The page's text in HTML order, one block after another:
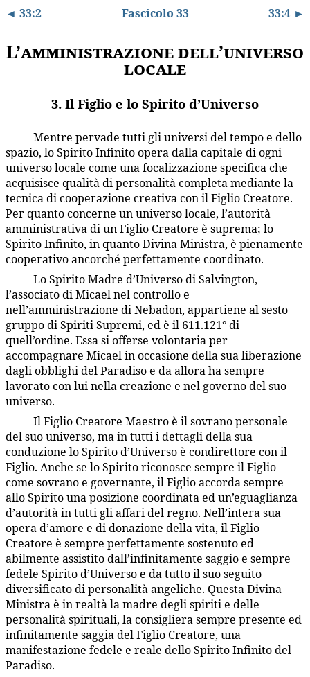
◄ 33:2 Fascicolo 33 33:4 ►
L’amministrazione dell’universo
locale
3. Il Figlio e lo Spirito d’Universo
Mentre pervade tutti gli universi del tempo e dello
spazio, lo Spirito Infinito opera dalla capitale di ogni
universo locale come una focalizzazione specifica che
acquisisce qualità di personalità completa mediante la
tecnica di cooperazione creativa con il Figlio Creatore.
Per quanto concerne un universo locale, l’autorità
amministrativa di un Figlio Creatore è suprema; lo
Spirito Infinito, in quanto Divina Ministra, è pienamente
cooperativo ancorché perfettamente coordinato.
Lo Spirito Madre d’Universo di Salvington,
l’associato di Micael nel controllo e
nell’amministrazione di Nebadon, appartiene al sesto
gruppo di Spiriti Supremi, ed è il 611.121° di
quell’ordine. Essa si offerse volontaria per
accompagnare Micael in occasione della sua liberazione
dagli obblighi del Paradiso e da allora ha sempre
lavorato con lui nella creazione e nel governo del suo
universo.
Il Figlio Creatore Maestro è il sovrano personale
del suo universo, ma in tutti i dettagli della sua
conduzione lo Spirito d’Universo è condirettore con il
Figlio. Anche se lo Spirito riconosce sempre il Figlio
come sovrano e governante, il Figlio accorda sempre
allo Spirito una posizione coordinata ed un’eguaglianza
d’autorità in tutti gli affari del regno. Nell’intera sua
opera d’amore e di donazione della vita, il Figlio
Creatore è sempre perfettamente sostenuto ed
abilmente assistito dall’infinitamente saggio e sempre
fedele Spirito d’Universo e da tutto il suo seguito
diversificato di personalità angeliche. Questa Divina
Ministra è in realtà la madre degli spiriti e delle
personalità spirituali, la consigliera sempre presente ed
infinitamente saggia del Figlio Creatore, una
manifestazione fedele e reale dello Spirito Infinito del
Paradiso.